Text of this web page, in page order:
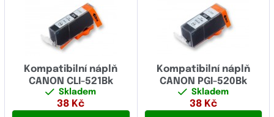
Kompatibilní náplň
CANON CLI-521Bk
Skladem
38 Kč
Kompatibilní náplň
CANON PGI-520Bk
Skladem
38 Kč